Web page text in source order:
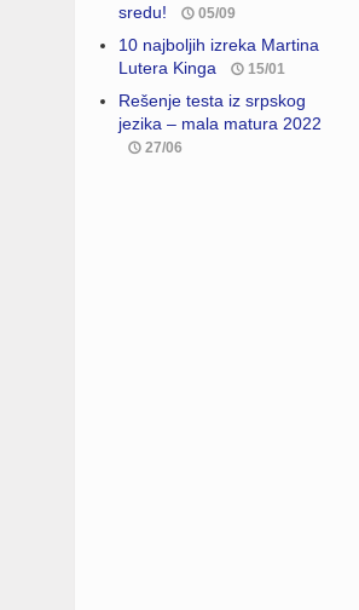
sredu!
05/09
10 najboljih izreka Martina
Lutera Kinga
15/01
Rešenje testa iz srpskog
jezika – mala matura 2022
27/06